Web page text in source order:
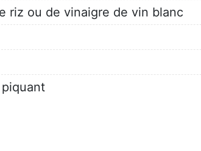
riz ou de vinaigre de vin blanc